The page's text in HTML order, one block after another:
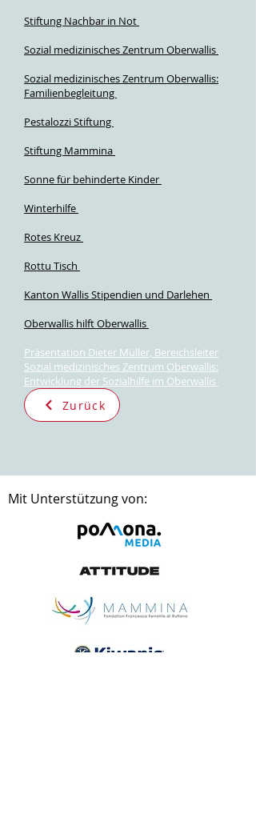
Stiftung Nachbar in Not
Sozial medizinisches Zentrum Oberwallis
Sozial medizinisches Zentrum Oberwallis:
Familienbegleitung
Pestalozzi Stiftung
Stiftung Mammina
Sonne für behinderte Kinder
Winterhilfe
Rotes Kreuz
Rottu Tisch
Kanton Wallis Stipendien und Darlehen
Oberwallis hilft Oberwallis
Präsentation Dieter Müller, Bereichsleiter
Sozial medizinisches Zentrum Oberwallis:
Entwicklung der Sozialhilfe im Oberwallis
Zurück
Mit Unterstützung von: